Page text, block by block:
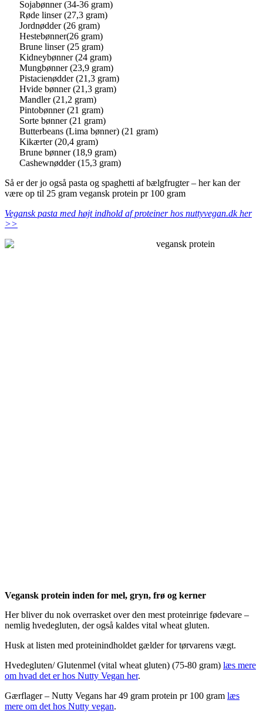
Sojabønner (34-36 gram)
Røde linser (27,3 gram)
Jordnødder (26 gram)
Hestebønner(26 gram)
Brune linser (25 gram)
Kidneybønner (24 gram)
Mungbønner (23,9 gram)
Pistacienødder (21,3 gram)
Hvide bønner (21,3 gram)
Mandler (21,2 gram)
Pintobønner (21 gram)
Sorte bønner (21 gram)
Butterbeans (Lima bønner) (21 gram)
Kikærter (20,4 gram)
Brune bønner (18,9 gram)
Cashewnødder (15,3 gram)
Så er der jo også pasta og spaghetti af bælgfrugter – her kan der
være op til 25 gram vegansk protein pr 100 gram
Vegansk pasta med højt indhold af proteiner hos nuttyvegan.dk her
>>
Vegansk protein inden for mel, gryn, frø og kerner
Her bliver du nok overrasket over den mest proteinrige fødevare –
nemlig hvedegluten, der også kaldes vital wheat gluten.
Husk at listen med proteinindholdet gælder for tørvarens vægt.
Hvedegluten/ Glutenmel (vital wheat gluten) (75-80 gram) læs mere
om hvad det er hos Nutty Vegan her.
Gærflager – Nutty Vegans har 49 gram protein pr 100 gram læs
mere om det hos Nutty vegan.